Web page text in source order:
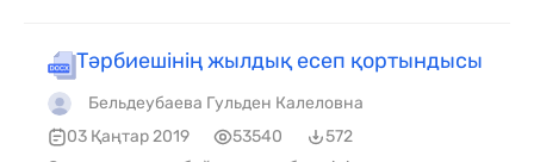
Тәрбиешінің жылдық есеп қортындысы
Бельдеубаева Гульден Калеловна
03 Қаңтар 2019
53540
572